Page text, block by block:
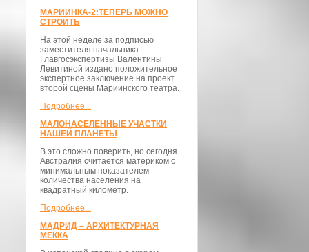
МАРИИНКА-2:ТЕПЕРЬ МОЖНО
СТРОИТЬ
На этой неделе за подписью
заместителя начальника
Главгосэкспертизы Валентины
Левитиной издано положительное
экспертное заключение на проект
второй сцены Мариинского театра.
Подробнее...
МАЛОНАСЕЛЕННЫЕ УЧАСТКИ
НАШЕЙ ПЛАНЕТЫ
В это сложно поверить, но сегодня
Австралия считается материком с
минимальным показателем
количества населения на
квадратный километр.
Подробнее...
МАДРИД – АРХИТЕКТУРНАЯ
МЕККА